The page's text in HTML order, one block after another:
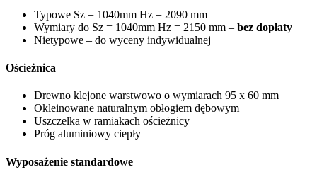
Typowe Sz = 1040mm Hz = 2090 mm
Wymiary do Sz = 1040mm Hz = 2150 mm – bez dopłaty
Nietypowe – do wyceny indywidualnej
Ościeżnica
Drewno klejone warstwowo o wymiarach 95 x 60 mm
Okleinowane naturalnym obłogiem dębowym
Uszczelka w ramiakach ościeżnicy
Próg aluminiowy ciepły
Wyposażenie standardowe